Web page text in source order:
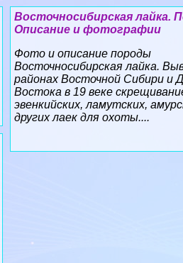
Восточносибирская лайка.
Описание и фотографии
Фото и описание породы
Восточносибирская лайка.
районах Восточной Сибири и
Востока в 19 веке
эвенкийских, ламутских,
других лаек для охоты....